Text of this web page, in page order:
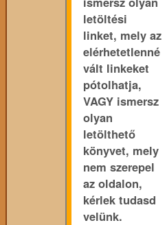
letöltési
linket, mely az
elérhetetlenné
vált linkeket
pótolhatja,
VAGY ismersz
olyan
letölthető
könyvet, mely
nem szerepel
az oldalon,
kérlek tudasd
velünk.